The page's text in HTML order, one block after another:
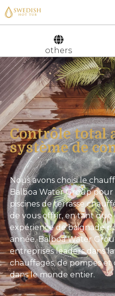
others
Contrôle total
système de
Nous avons choisi le
Balboa Water Grouppour
piscines de terrasse
de vous offrir, en tant
expérience de baignade
année.Balboa Water
entreprises leaders dans
chauffages, de pompes et
dans le monde entier.